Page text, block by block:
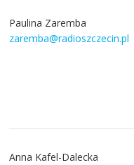
Paulina Zaremba
zaremba@radioszczecin.pl
Anna Kafel-Dalecka